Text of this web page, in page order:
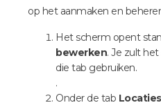
op het aanmaken en
Het scherm opent
bewerken. Je zult
die tab gebruiken.
.
Onder de tab